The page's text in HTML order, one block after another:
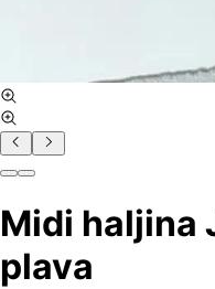
Midi haljina
plava